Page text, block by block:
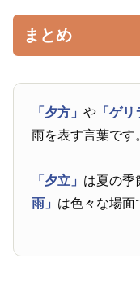
まとめ
「夕方」や 「ゲリ
雨を表す言葉です
「夕立」 は夏の季
雨」 は色々な場面